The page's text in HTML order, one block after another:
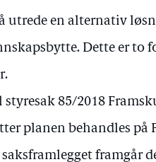
utrede en alternativ
Dette er to
85/2018
planen behandles
framgår